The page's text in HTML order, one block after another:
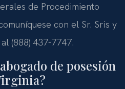
de Procedimiento
con el Sr. Sris y
(888) 437-7747.
de posesión